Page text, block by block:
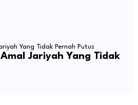
Jariyah Yang Tidak